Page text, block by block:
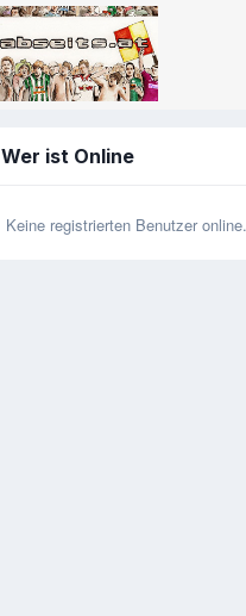
Wer ist Online
Keine registrierten Benutzer online.